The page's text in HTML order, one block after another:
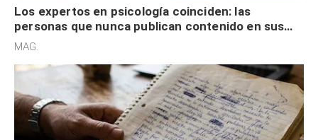
Los expertos en psicología coinciden: las
personas que nunca publican contenido en sus
redes sociales no pretenden buscar validación
MAG.